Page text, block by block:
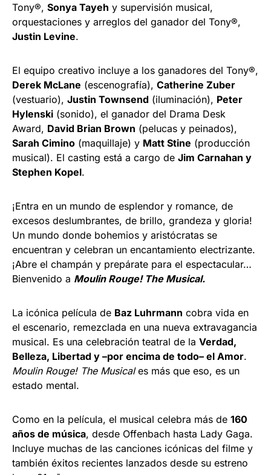
Tony®, Sonya Tayeh y supervisión musical,
orquestaciones y arreglos del ganador del Tony®,
Justin Levine.
El equipo creativo incluye a los ganadores del Tony®,
Derek McLane (escenografía), Catherine Zuber
(vestuario), Justin Townsend (iluminación), Peter
Hylenski (sonido), el ganador del Drama Desk
Award, David Brian Brown (pelucas y peinados),
Sarah Cimino (maquillaje) y Matt Stine (producción
musical). El casting está a cargo de Jim Carnahan y
Stephen Kopel.
¡Entra en un mundo de esplendor y romance, de
excesos deslumbrantes, de brillo, grandeza y gloria!
Un mundo donde bohemios y aristócratas se
encuentran y celebran un encantamiento electrizante.
¡Abre el champán y prepárate para el espectacular…
Bienvenido a Moulin Rouge! The Musical.
La icónica película de Baz Luhrmann cobra vida en
el escenario, remezclada en una nueva extravagancia
musical. Es una celebración teatral de la Verdad,
Belleza, Libertad y –por encima de todo– el Amor.
Moulin Rouge! The Musicales más que eso, es un
estado mental.
Como en la película, el musical celebra más de 160
años de música, desde Offenbach hasta Lady Gaga.
Incluye muchas de las canciones icónicas del filme y
también éxitos recientes lanzados desde su estreno